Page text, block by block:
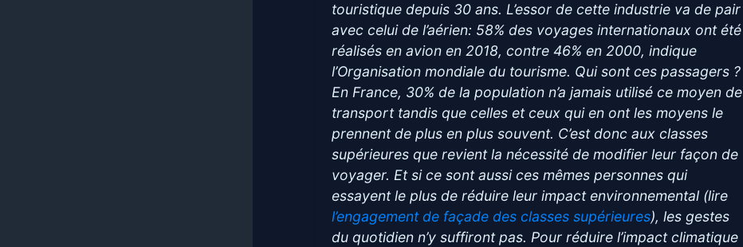
touristique depuis 30 ans. L’essor de cette industrie va de pair
avec celui de l’aérien: 58% des voyages internationaux ont été
réalisés en avion en 2018, contre 46% en 2000, indique
l’Organisation mondiale du tourisme. Qui sont ces passagers ?
En France, 30% de la population n’a jamais utilisé ce moyen de
transport tandis que celles et ceux qui en ont les moyens le
prennent de plus en plus souvent. C’est donc aux classes
supérieures que revient la nécessité de modifier leur façon de
voyager. Et si ce sont aussi ces mêmes personnes qui
essayent le plus de réduire leur impact environnemental (lire
l’engagement de façade des classes supérieures), les gestes
du quotidien n’y suffiront pas. Pour réduire l’impact climatique